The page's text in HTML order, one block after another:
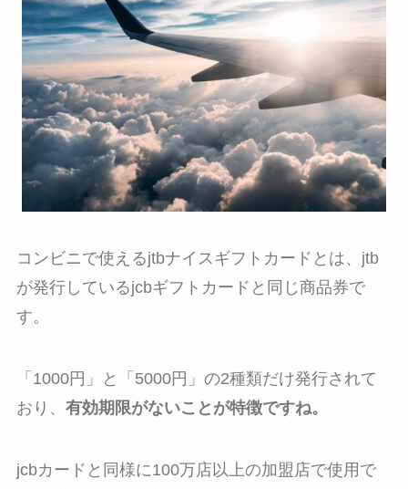
コンビニで使えるjtbナイスギフトカードとは、 jtb
が発行しているjcbギフトカードと同じ商品券で
す。
「1000円」と「5000円」の2種類だけ発行されて
おり、 有効期限がないことが特徴ですね。
jcbカードと同様に100万店以上の加盟店で使用で